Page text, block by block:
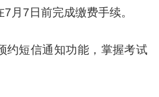
月7日前完成缴费手续。
约短信通知功能，掌握考试